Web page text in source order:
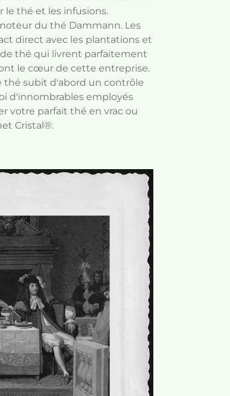
le thé et les infusions.
du thé Dammann. Les
direct avec les plantations et
thé qui livrent parfaitement
le cœur de cette entreprise.
thé subit d'abord un contrôle
d'innombrables employés
votre parfait thé en vrac ou
Cristal®.